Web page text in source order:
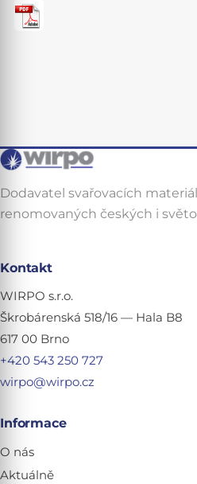
Dodavatel svařovacích
renomovaných českých i
Kontakt
WIRPO s.r.o.
Škrobárenská 518/16 — Hala B8
617 00 Brno
+420 543 250 727
wirpo@wirpo.cz
Informace
O nás
Aktuálně